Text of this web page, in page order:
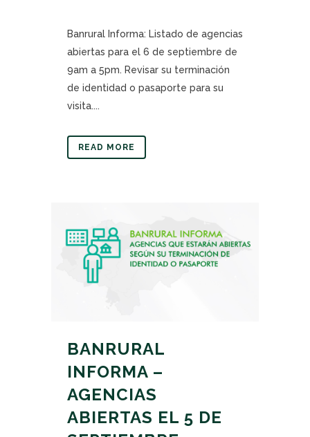
Banrural Informa: Listado de agencias
abiertas para el 6 de septiembre de
9am a 5pm. Revisar su terminación
de identidad o pasaporte para su
visita....
READ MORE
BANRURAL
INFORMA –
AGENCIAS
ABIERTAS EL 5 DE